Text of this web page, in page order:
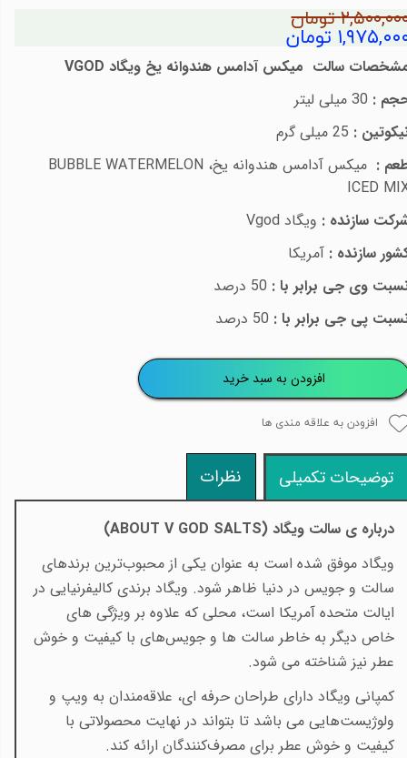
تومان
تومان
سالت میکس آدامس هندوانه یخ ویگاد VGOD
:
:
25میلی گرم
: میکس آدامس هندوانه یخ، BUBBLE WATERMELON
ICED
سازنده : ویگاد Vgod
سازنده : آمریکا
وی جی برابر با :
پی جی برابر با :
افزودن به سبد خرید
افزودن به علاقه مندی ها
توضیحات تکمیلی نظرات
درباره ی سالت ویگاد (ABOUT V GOD SALTS
)
ویگاد موفق شده است به عنوان یکی از محبوب‌ترین برندهای
سالت و جویس در دنیا ظاهر شود. ویگاد برندی کالیفرنیایی در
ایالت متحده آمریکا است، محلی که علاوه بر ویژگی های
خاص دیگر به‌ خاطر سالت ها و جویس‌های با کیفیت و خوش
عطر نیز شناخته می شود.
کمپانی ویگاد دارای طراحان حرفه ای، علا‌قه‌مندان به ویپ و
ولوژیست‌هایی می باشد تا بتواند در نهایت محصولاتی با
کیفیت و خوش عطر برای مصرف‌کنندگان ارائه کند.